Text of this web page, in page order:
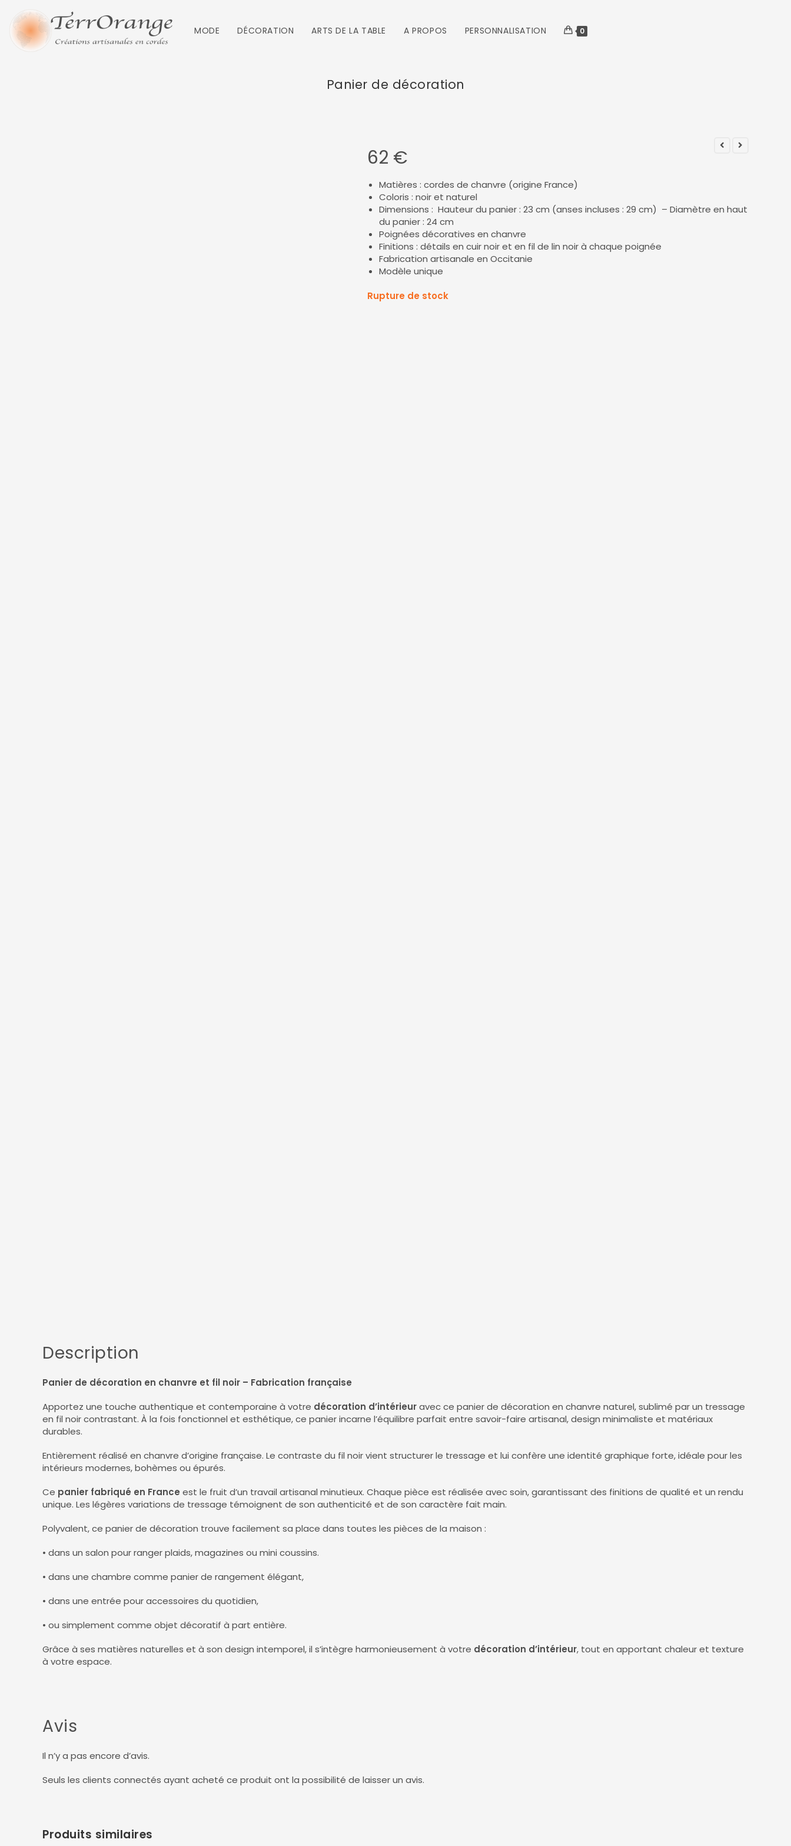
MODE DÉCORATION ARTS DE LA TABLE A PROPOS PERSONNALISATION 0
Panier de décoration
62 €
Matières : cordes de chanvre (origine France)
Coloris : noir et naturel
Dimensions : Hauteur du panier : 23 cm (anses incluses : 29 cm) – Diamètre en haut
du panier : 24 cm
Poignées décoratives en chanvre
Finitions : détails en cuir noir et en fil de lin noir à chaque poignée
Fabrication artisanale en Occitanie
Modèle unique
Rupture de stock
Description
Panier de décoration en chanvre et fil noir – Fabrication française
Apportez une touche authentique et contemporaine à votre décoration d’intérieuravec ce panier de décoration en chanvre naturel, sublimé par un tressage
en fil noir contrastant. À la fois fonctionnel et esthétique, ce panier incarne l’équilibre parfait entre savoir-faire artisanal, design minimaliste et matériaux
durables.
Entièrement réalisé en chanvre d’origine française. Le contraste du fil noir vient structurer le tressage et lui confère une identité graphique forte, idéale pour les
intérieurs modernes, bohèmes ou épurés.
Ce panier fabriqué en France est le fruit d’un travail artisanal minutieux. Chaque pièce est réalisée avec soin, garantissant des finitions de qualité et un rendu
unique. Les légères variations de tressage témoignent de son authenticité et de son caractère fait main.
Polyvalent, ce panier de décoration trouve facilement sa place dans toutes les pièces de la maison :
• dans un salon pour ranger plaids, magazines ou mini coussins.
• dans une chambre comme panier de rangement élégant,
• dans une entrée pour accessoires du quotidien,
• ou simplement comme objet décoratif à part entière.
Grâce à ses matières naturelles et à son design intemporel, il s’intègre harmonieusement à votre décoration d’intérieur, tout en apportant chaleur et texture
à votre espace.
Avis
Il n’y a pas encore d’avis.
Seuls les clients connectés ayant acheté ce produit ont la possibilité de laisser un avis.
Produits similaires